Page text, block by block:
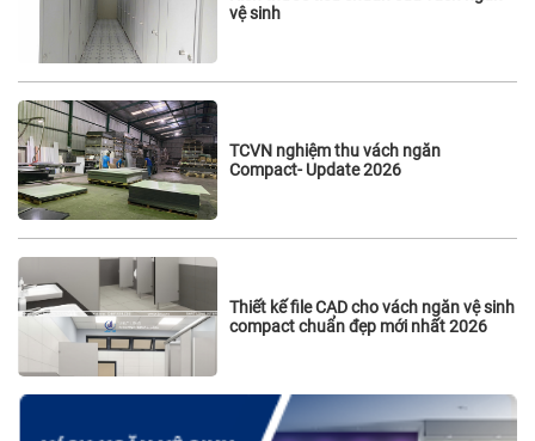
vệ sinh
TCVN nghiệm thu vách ngăn
Compact- Update 2026
Thiết kế file CAD cho vách ngăn vệ sinh
compact chuẩn đẹp mới nhất 2026